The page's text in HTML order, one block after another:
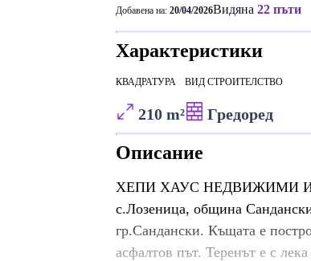
Добавена на: 20/04/2026Видяна 22 пъти
Характеристики
КВАДРАТУРА
210 m²
ВИД СТРОИТЕЛСТВО
Гредоред
Описание
ХЕПИ ХАУС НЕДВИЖИМИ
с.Лозеница, община
гр.Сандански. Къщата е
асфалтов път. Теренът е с